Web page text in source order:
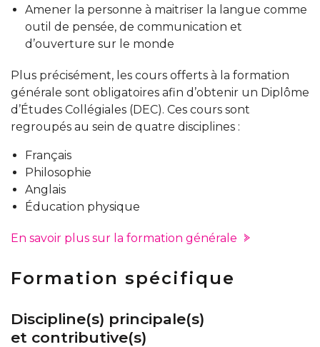
Amener la personne à maitriser la langue comme
outil de pensée, de communication et
d’ouverture sur le monde
Plus précisément, les cours offerts à la formation
générale sont obligatoires afin d’obtenir un Diplôme
d’Études Collégiales (DEC). Ces cours sont
regroupés au sein de quatre disciplines :
Français
Philosophie
Anglais
Éducation physique
En savoir plus sur la formation générale
Formation spécifique
Discipline(s) principale(s)
et contributive(s)